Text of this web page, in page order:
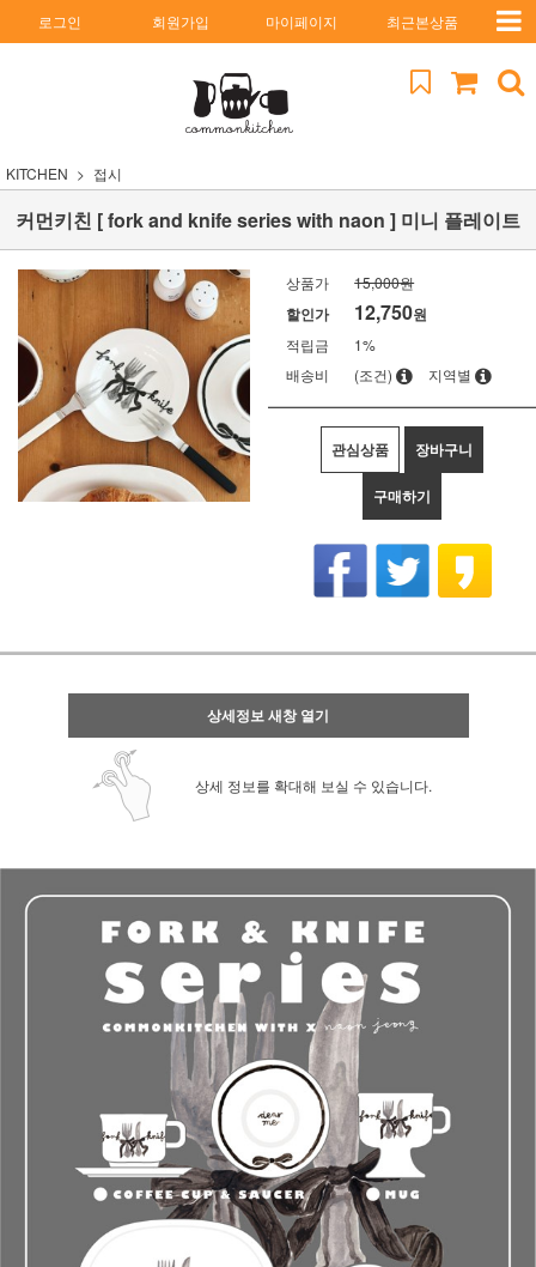
로그인 회원가입 마이페이지 최근본상품
KITCHEN 접시
커먼키친 [ fork and knife series with naon ] 미니 플레이트
상품가 15,000원
할인가 12,750원
적립금
1%
배송비
(조건) 지역별
관심상품 장바구니
구매하기
상세정보 새창 열기
상세 정보를 확대해 보실 수 있습니다.